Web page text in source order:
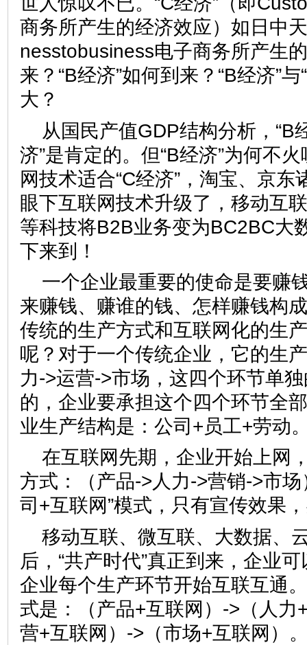
商务所产生的经济效应）如日中
nesstobusiness电子商务所产生
来？“B经济”如何到来？“B经济”
大？
从国民产值GDP结构分析，“B
济”是肯定的。但“B经济”为何不
网技术适合“C经济”，淘宝、京
眼下互联网技术升级了，移动互
等科技将B2B业务变为BC2BC大
下来到！
一个企业最重要的使命是要赚
来赚钱、赚谁的钱、怎样赚钱构
传统的生产方式和互联网化的生
呢？对于一个传统企业，它的生
力->运营->市场，这四个环节单
的，企业要承担这个四个环节全
业生产结构是：公司+员工+劳动
在互联网先期，企业开始上网
方式：（产品->人力->营销->市场
司+互联网”模式，只有宣传效果
移动互联、微互联、大数据、
后，“共产时代”真正到来，企业
企业每个生产环节开始互联互通
式是：（产品+互联网）->（人力
营+互联网）->（市场+互联网）